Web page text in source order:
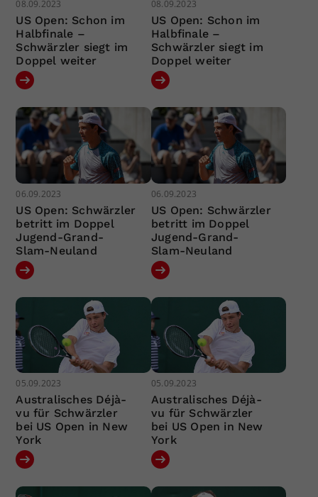
08.09.2023
US Open: Schon im
Halbfinale –
Schwärzler siegt im
Doppel weiter
08.09.2023
US Open: Schon im
Halbfinale –
Schwärzler siegt im
Doppel weiter
06.09.2023
US Open: Schwärzler
betritt im Doppel
Jugend-Grand-
Slam-Neuland
06.09.2023
US Open: Schwärzler
betritt im Doppel
Jugend-Grand-
Slam-Neuland
05.09.2023
Australisches Déjà-
vu für Schwärzler
bei US Open in New
York
05.09.2023
Australisches Déjà-
vu für Schwärzler
bei US Open in New
York